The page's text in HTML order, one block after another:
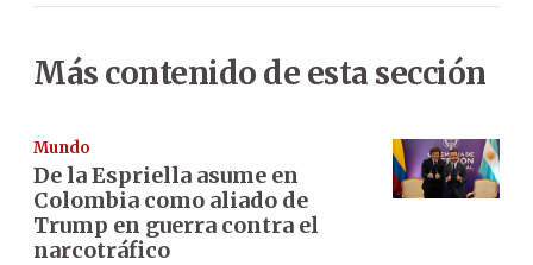
Más contenido de esta sección
Mundo
De la Espriella asume en
Colombia como aliado de
Trump en guerra contra el
narcotráfico